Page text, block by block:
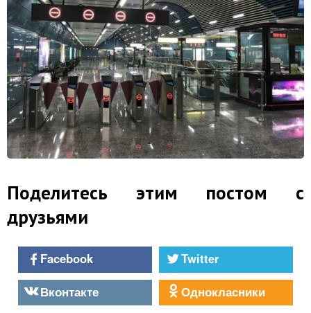
Поделитесь этим постом с
друзьями
Facebook
Twitter
Вконтакте
Однокласники